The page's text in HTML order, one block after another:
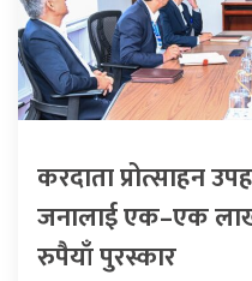
करदाता प्रोत्साहन
जनालाई एक–एक
रुपैयाँ पुरस्कार